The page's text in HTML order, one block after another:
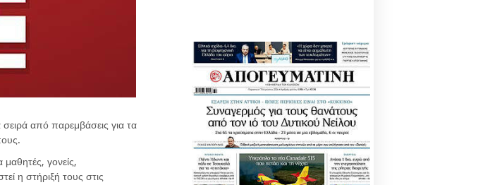
από παρεμβάσεις για τα
γονείς,
η στήριξή τους στις